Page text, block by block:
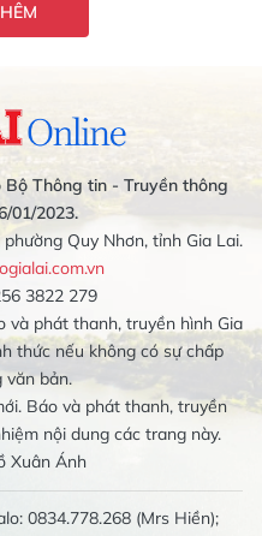
Thông tin - Truyền thông
01/2023.
Quy Nhơn, tỉnh Gia Lai.
3822 279
và phát thanh, truyền hình Gia
thức nếu không có sự chấp
văn bản.
Báo và phát thanh, truyền
nội dung các trang này.
Xuân Ánh
0834.778.268 (Mrs Hiền);